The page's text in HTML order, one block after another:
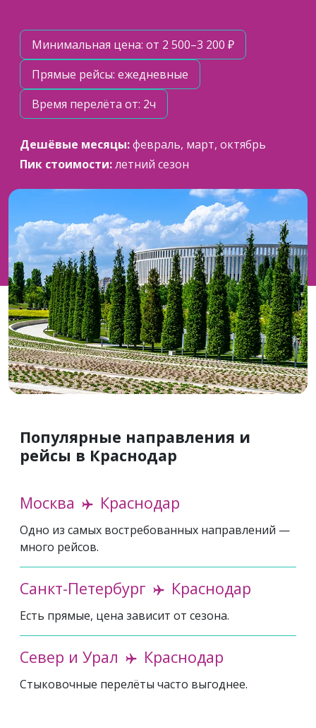
Минимальная цена: от 2 500–3 200 ₽
Прямые рейсы: ежедневные
Время перелёта от: 2ч
Дешёвые месяцы:февраль, март, октябрь
Пик стоимости:летний сезон
Популярные направления и
рейсы в Краснодар
Москва Краснодар
Одно из самых востребованных направлений —
много рейсов.
Санкт-Петербург Краснодар
Есть прямые, цена зависит от сезона.
Север и Урал Краснодар
Стыковочные перелёты часто выгоднее.